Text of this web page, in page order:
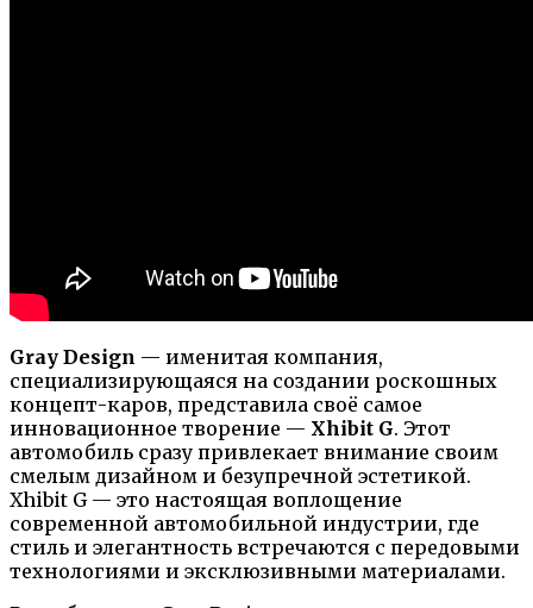
Gray Design — именитая компания,
специализирующаяся на создании роскошных
концепт-каров, представила своё самое
инновационное творение — Xhibit G. Этот
автомобиль сразу привлекает внимание своим
смелым дизайном и безупречной эстетикой.
Xhibit G — это настоящая воплощение
современной автомобильной индустрии, где
стиль и элегантность встречаются с передовыми
технологиями и эксклюзивными материалами.